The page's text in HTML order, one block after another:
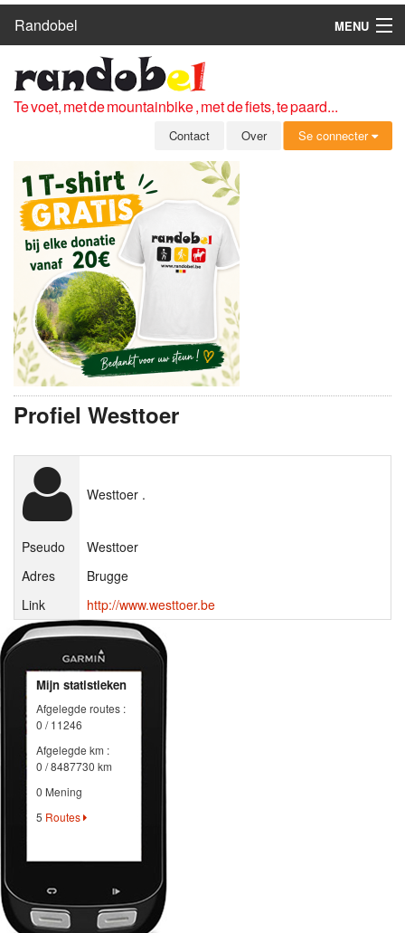
Randobel
MENU
ROUTES
CLUBS
OVER
LEDEN
ZICH AANMELDEN
GRATIS REGISTRATIE
WACHTWOORD VERGETEN
Te voet, met de mountainbike , met de fiets, te paard...
Contact Over Se connecter
Profiel Westtoer
Westtoer .
Pseudo
Westtoer
Adres
Brugge
Link
http://www.westtoer.be
Mijn statistieken
Afgelegde routes :
0 / 11246
Afgelegde km :
0 / 8487730 km
0 Mening
5 Routes